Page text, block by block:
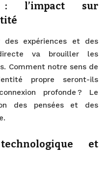
: l’impact sur
des expériences et des
va brouiller les
Comment notre sens de
propre seront-ils
profonde ? Le
des pensées et des
et